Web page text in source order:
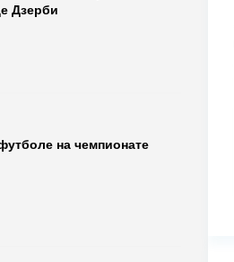
Дзерби
на чемпионате